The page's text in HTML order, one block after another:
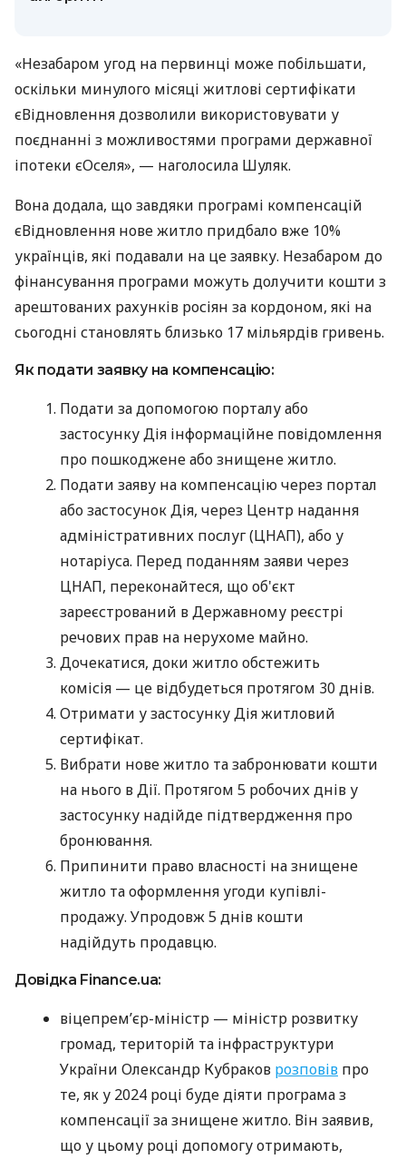
«Незабаром угод на первинці може побільшати,
оскільки минулого місяці житлові сертифікати
єВідновлення дозволили використовувати у
поєднанні з можливостями програми державної
іпотеки єОселя», — наголосила Шуляк.
Вона додала, що завдяки програмі компенсацій
єВідновлення нове житло придбало вже 10%
українців, які подавали на це заявку. Незабаром до
фінансування програми можуть долучити кошти з
арештованих рахунків росіян за кордоном, які на
сьогодні становлять близько 17 мільярдів гривень.
Як подати заявку на компенсацію:
Подати за допомогою порталу або
застосунку Дія інформаційне повідомлення
про пошкоджене або знищене житло.
Подати заяву на компенсацію через портал
або застосунок Дія, через Центр надання
адміністративних послуг (ЦНАП), або у
нотаріуса. Перед поданням заяви через
ЦНАП, переконайтеся, що об'єкт
зареєстрований в Державному реєстрі
речових прав на нерухоме майно.
Дочекатися, доки житло обстежить
комісія — це відбудеться протягом 30 днів.
Отримати у застосунку Дія житловий
сертифікат.
Вибрати нове житло та забронювати кошти
на нього в Дії. Протягом 5 робочих днів у
застосунку надійде підтвердження про
бронювання.
Припинити право власності на знищене
житло та оформлення угоди купівлі-
продажу. Упродовж 5 днів кошти
надійдуть продавцю.
Довідка Finance.ua:
віцепремʼєр-міністр — міністр розвитку
громад, територій та інфраструктури
України Олександр Кубраков розповів про
те, як у 2024 році буде діяти програма з
компенсації за знищене житло. Він заявив,
що у цьому році допомогу отримають,